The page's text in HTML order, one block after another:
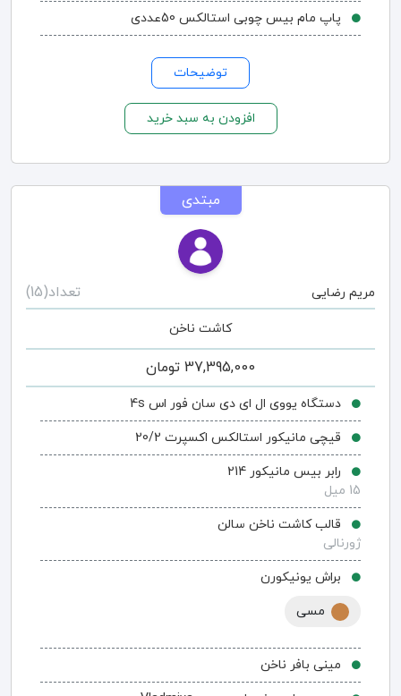
پاپ مام بیس چوبی استالکس 50عددی
توضیحات
افزودن به سبد خرید
مبتدی
مریم رضایی تعداد(15)
کاشت ناخن
37,395,000 تومان
دستگاه یووی ال ای دی سان فور اس 4s
قیچی مانیکور استالکس اکسپرت 20/2
رابر بیس مانیکور 214
15 میل
قالب کاشت ناخن سالن
ژورنالی
براش یونیکورن
مسی
مینی بافر ناخن